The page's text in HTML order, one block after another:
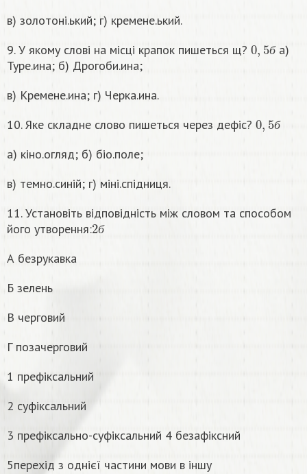
в) золотоні.ький; г) кремене.ький.
9. У якому слові на місці крапок пишеться щ?
б
0 5ба)
Туре.ина; б) Дрогоби.ина;
в) Кремене.ина; г) Черка.ина.
10. Яке складне слово пишеться через дефіс?
б
0 5б
а) кіно.огляд; б) біо.поле;
в) темно.синій; г) міні.спідниця.
11. Установіть відповідність між словом та способом
його утворення:
б
2б
А безрукавка
Б зелень
В черговий
Г позачерговий
1 префіксальний
2 суфіксальний
3 префіксально-суфіксальний 4 безафіксний
5перехід з однієї частини мови в іншу